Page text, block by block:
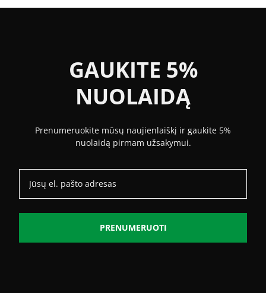
GAUKITE 5%
NUOLAIDĄ
Prenumeruokite mūsų naujienlaiškį ir gaukite 5%
nuolaidą pirmam užsakymui.
PRENUMERUOTI